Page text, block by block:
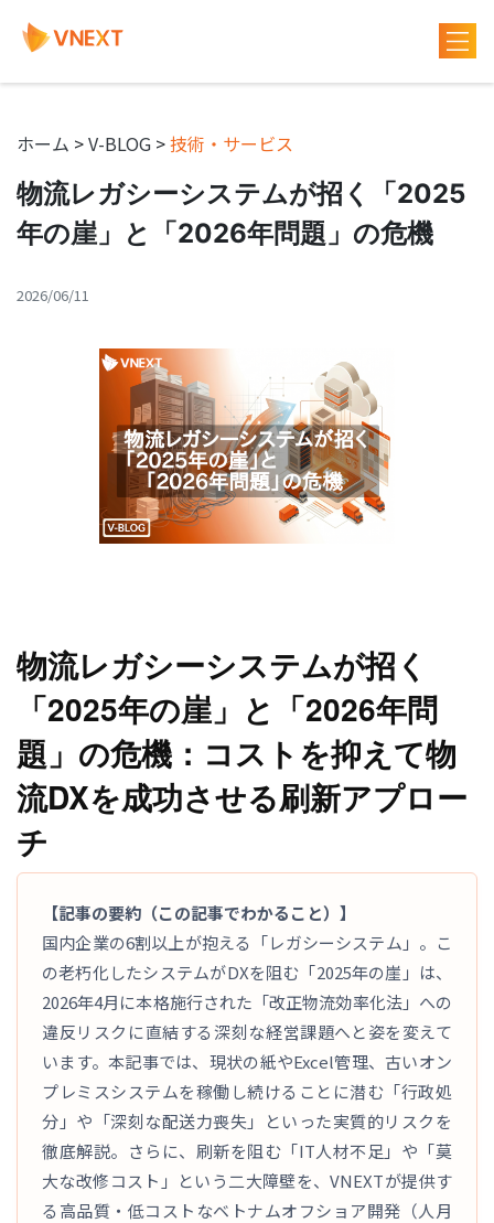
ホーム >V-BLOG >技術・サービス
物流レガシーシステムが招く「2025
年の崖」と「2026年問題」の危機
2026/06/11
物流レガシーシステムが招く
「2025年の崖」と「2026年問
題」の危機：コストを抑えて物
流DXを成功させる刷新アプロー
チ
【記事の要約（この記事でわかること）】
国内企業の6割以上が抱える「レガシーシステム」。こ
の老朽化したシステムがDXを阻む「2025年の崖」は、
2026年4月に本格施行された「改正物流効率化法」への
違反リスクに直結する深刻な経営課題へと姿を変えて
います。本記事では、現状の紙やExcel管理、古いオン
プレミスシステムを稼働し続けることに潜む「行政処
分」や「深刻な配送力喪失」といった実質的リスクを
徹底解説。さらに、刷新を阻む「IT人材不足」や「莫
大な改修コスト」という二大障壁を、VNEXTが提供す
る高品質・低コストなベトナムオフショア開発（人月